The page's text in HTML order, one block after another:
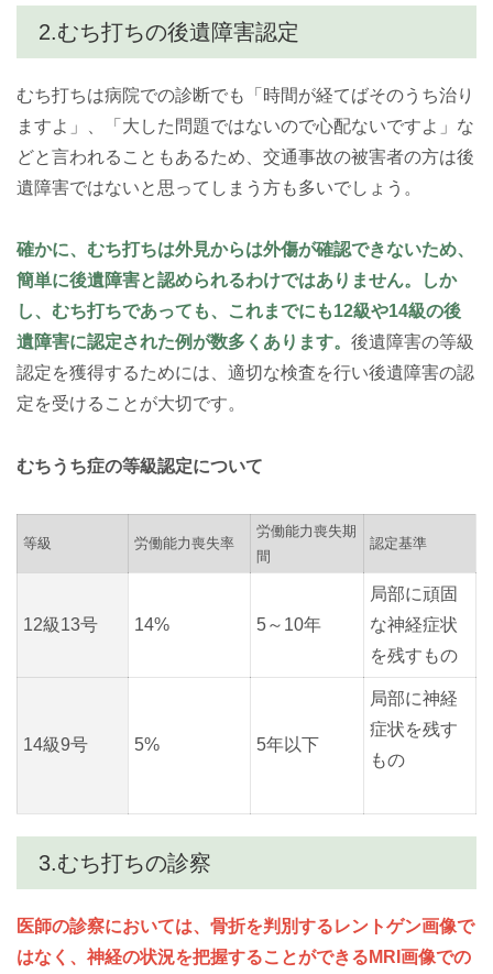
2.むち打ちの後遺障害認定
むち打ちは病院での診断でも「時間が経てばそのうち治り
ますよ」、「大した問題ではないので心配ないですよ」な
どと言われることもあるため、交通事故の被害者の方は後
遺障害ではないと思ってしまう方も多いでしょう。
確かに、むち打ちは外見からは外傷が確認できないため、
簡単に後遺障害と認められるわけではありません。しか
し、むち打ちであっても、これまでにも12級や14級の後
遺障害に認定された例が数多くあります。 後遺障害の等級
認定を獲得するためには、適切な検査を行い後遺障害の認
定を受けることが大切です。
むちうち症の等級認定について
等級 労働能力喪失率
労働能力喪失期
間
認定基準
12級13号 14% 5～10年
局部に頑固
な神経症状
を残すもの
14級9号 5% 5年以下
局部に神経
症状を残す
もの
3.むち打ちの診察
医師の診察においては、骨折を判別するレントゲン画像で
はなく、神経の状況を把握することができるMRI画像での